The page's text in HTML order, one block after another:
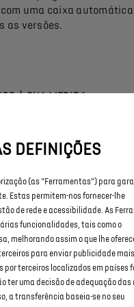
uma caixa automática
as versões.
À SUA MEDIDA
cor da carroçaria ou
DS 9
1932 mm de largura
Para o seu conforto
de uma generosa
DEFINIÇÕES
(as “Ferramentas”) para
Estas permitem-nos fornecer-lhe
de rede e acessibilidade. As
funcionalidades, tais como o
melhorando assim o que lhe
para enviar publicidade
terceiros localizados em países
ter uma decisão de adequação
a transferência baseia-se no seu